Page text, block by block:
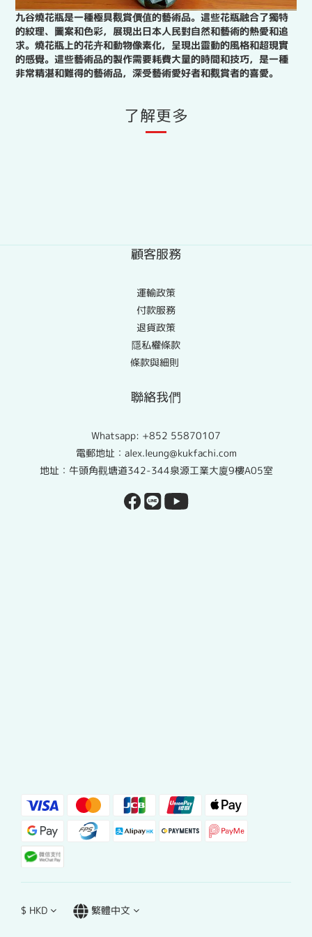
九谷燒花瓶是一種極具觀賞價值的藝術品。這些花瓶融合了獨特
的紋理、圖案和色彩，展現出日本人民對自然和藝術的熱愛和追
求。燒花瓶上的花卉和動物像素化，呈現出靈動的風格和超現實
的感覺。這些藝術品的製作需要耗費大量的時間和技巧，是一種
非常精湛和難得的藝術品，深受藝術愛好者和觀賞者的喜愛。
了解更多
顧客服務
運輸政策
付款服務
退貨政策
隱私權條款
條款與細則
聯絡我們
Whatsapp: +852 55870107
電郵地址：alex.leung@kukfachi.com
地址：牛頭角觀塘道342-344泉源工業大廈9樓A05室
$ HKD 繁體中文